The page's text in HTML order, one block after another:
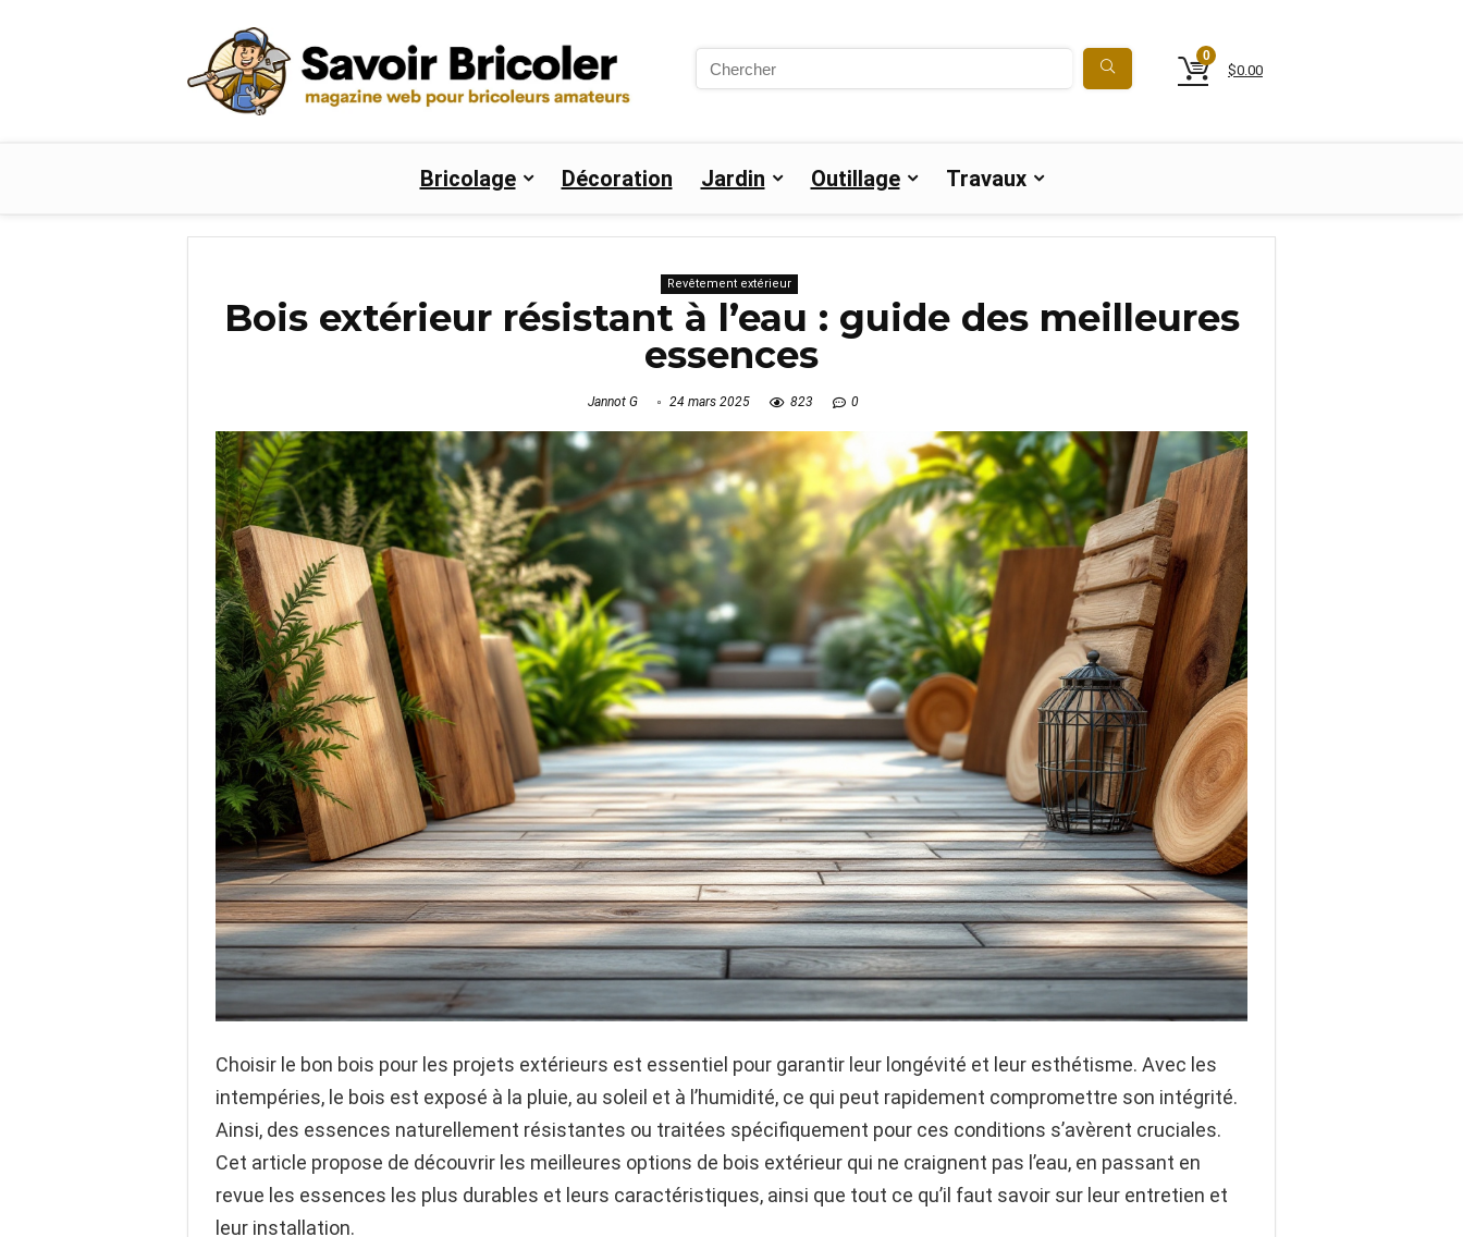
Search
0
$0.00
Bricolage Décoration Jardin Outillage Travaux
Revêtement extérieur
Bois extérieur résistant à l’eau : guide des meilleures
essences
Jannot G 24 mars 2025 823 0
Choisir le bon bois pour les projets extérieurs est essentiel pour garantir leur longévité et leur esthétisme. Avec les
intempéries, le bois est exposé à la pluie, au soleil et à l’humidité, ce qui peut rapidement compromettre son intégrité.
Ainsi, des essences naturellement résistantes ou traitées spécifiquement pour ces conditions s’avèrent cruciales.
Cet article propose de découvrir les meilleures options de bois extérieur qui ne craignent pas l’eau, en passant en
revue les essences les plus durables et leurs caractéristiques, ainsi que tout ce qu’il faut savoir sur leur entretien et
leur installation.